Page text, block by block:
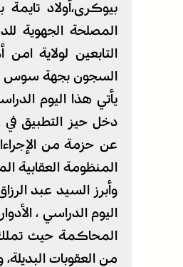
بيوكرى،أولاد
المصلحة الجهوية
التابعين لولاية
السجون بجهة سوس
عن حزمة من
المنظومة العقابية
وأبرز السيد عبد
اليوم الدراسي ،
المحاكمة حيث تملك
من العقوبات البديلة،